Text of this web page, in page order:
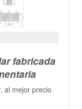
fabricada
al mejor precio